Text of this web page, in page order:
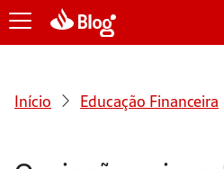
Início Educação Financeira